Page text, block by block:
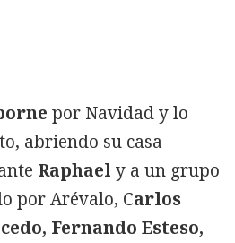
por Navidad y lo
abriendo su casa
Raphael y a un grupo
por Arévalo, Carlos
Fernando Esteso,